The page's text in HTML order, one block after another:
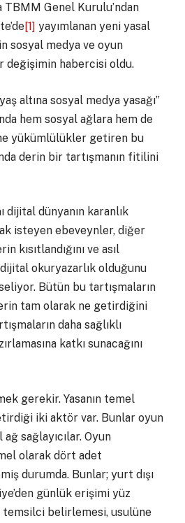
Genel Kurulu’ndan
[1] yayımlanan yeni yasal
sosyal medya ve oyun
değişimin habercisi oldu.
altına sosyal medya yasağı”
hem sosyal ağlara hem de
yükümlülükler getiren bu
derin bir tartışmanın fitilini
dijital dünyanın karanlık
isteyen ebeveynler, diğer
kısıtlandığını ve asıl
okuryazarlık olduğunu
Bütün bu tartışmaların
tam olarak ne getirdiğini
daha sağlıklı
katkı sunacağını
gerekir. Yasanın temel
iki aktör var. Bunlar oyun
sağlayıcılar. Oyun
olarak dört adet
durumda. Bunlar; yurt dışı
günlük erişimi yüz
temsilci belirlemesi, usulüne